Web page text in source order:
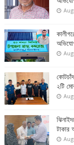
২টি
টাকার